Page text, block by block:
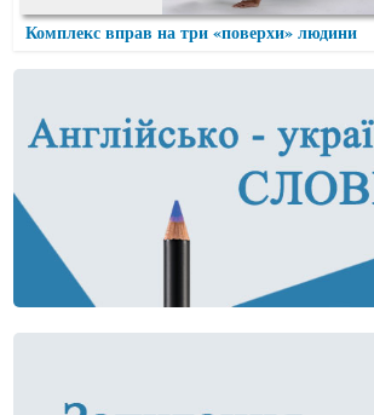
Комплекс вправ на три «поверхи» людини